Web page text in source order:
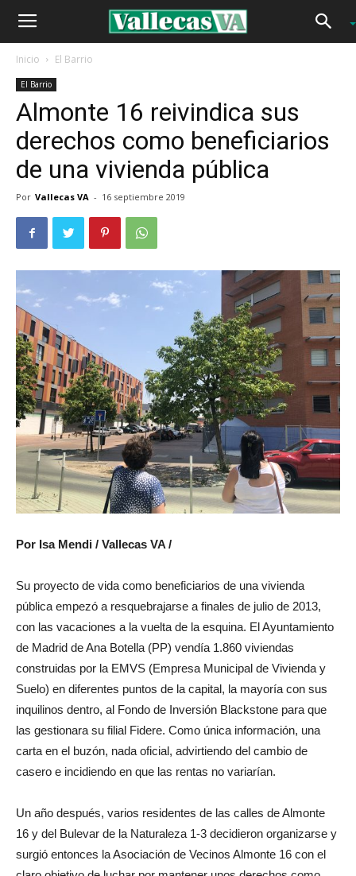
Inicio El Barrio
El Barrio
Almonte 16 reivindica sus
derechos como beneficiarios
de una vivienda pública
Por Vallecas VA - 16 septiembre 2019
Por Isa Mendi / Vallecas VA /
Su proyecto de vida como beneficiarios de una vivienda
pública empezó a resquebrajarse a finales de julio de 2013,
con las vacaciones a la vuelta de la esquina. El Ayuntamiento
de Madrid de Ana Botella (PP) vendía 1.860 viviendas
construidas por la EMVS (Empresa Municipal de Vivienda y
Suelo) en diferentes puntos de la capital, la mayoría con sus
inquilinos dentro, al Fondo de Inversión Blackstone para que
las gestionara su filial Fidere. Como única información, una
carta en el buzón, nada oficial, advirtiendo del cambio de
casero e incidiendo en que las rentas no variarían.
Un año después, varios residentes de las calles de Almonte
16 y del Bulevar de la Naturaleza 1-3 decidieron organizarse y
surgió entonces la Asociación de Vecinos Almonte 16 con el